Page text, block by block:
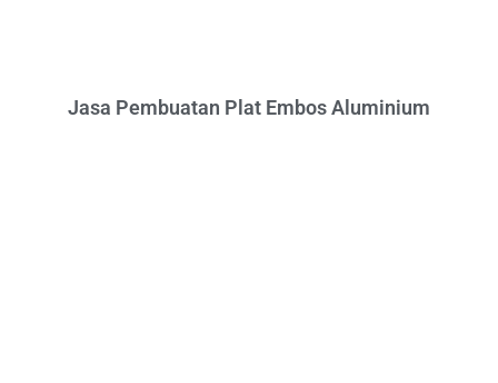
Jasa Pembuatan Plat Embos Aluminium